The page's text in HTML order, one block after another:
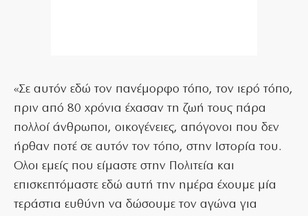
«Σε αυτόν εδώ τον πανέμορφο τόπο, τον ιερό τόπο,
πριν από 80 χρόνια έχασαν τη ζωή τους πάρα
πολλοί άνθρωποι, οικογένειες, απόγονοι που δεν
ήρθαν ποτέ σε αυτόν τον τόπο, στην Ιστορία του.
Ολοι εμείς που είμαστε στην Πολιτεία και
επισκεπτόμαστε εδώ αυτή την ημέρα έχουμε μία
τεράστια ευθύνη να δώσουμε τον αγώνα για